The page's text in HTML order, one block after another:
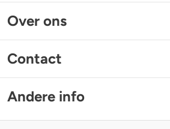
Over ons
Contact
Andere info